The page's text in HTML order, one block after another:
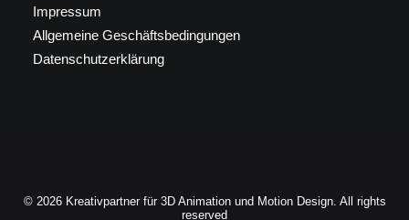
Impressum
Allgemeine Geschäftsbedingungen
Datenschutzerklärung
© 2026 Kreativpartner für 3D Animation und Motion Design. All rights
reserved